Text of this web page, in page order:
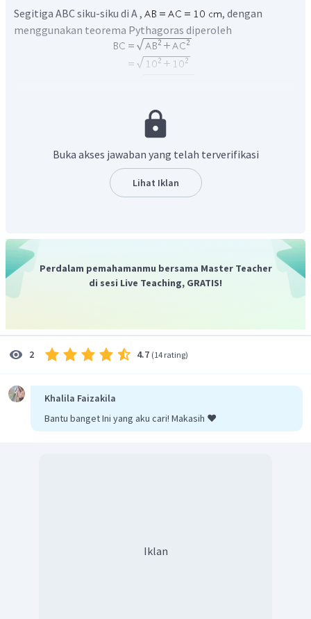
Segitiga ABC siku-siku di A ,
, dengan
menggunakan teorema Pythagoras diperoleh
dan AD tegak lurus BC, maka D berada di
Dengan menggunakan teorema Pythagoras pada segitiga
Jadi jawaban yang tepat adalah A.
Buka akses jawaban yang telah terverifikasi
Lihat Iklan
Perdalam pemahamanmu bersama Master Teacher
di sesi Live Teaching, GRATIS!
2 4.7 (14 rating)
Khalila Faizakila
Bantu banget Ini yang aku cari! Makasih ❤️
Iklan